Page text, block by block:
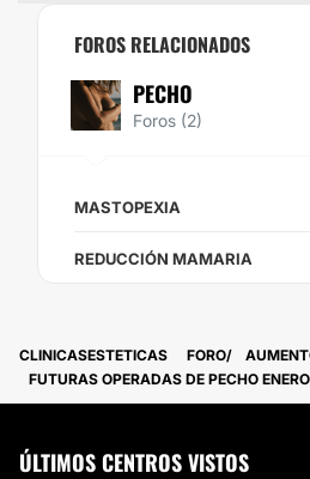
FOROS RELACIONADOS
PECHO
Foros (2)
MASTOPEXIA
REDUCCIÓN MAMARIA
CLINICASESTETICAS FORO
FUTURAS OPERADAS DE PECHO
ÚLTIMOS CENTROS VISTOS